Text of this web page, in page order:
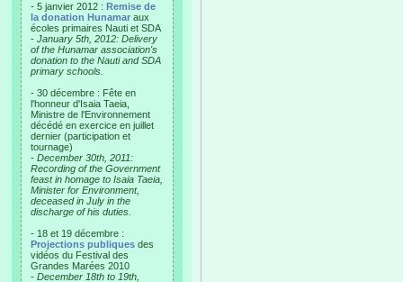
- 5 janvier 2012 : Remise de
la donation Hunamar aux
écoles primaires Nauti et SDA
- January 5th, 2012: Delivery
of the Hunamar association's
donation to the Nauti and SDA
primary schools.
- 30 décembre : Fête en
l'honneur d'Isaia Taeia,
Ministre de l'Environnement
décédé en exercice en juillet
dernier (participation et
tournage)
- December 30th, 2011:
Recording of the Government
feast in homage to Isaia Taeia,
Minister for Environment,
deceased in July in the
discharge of his duties.
- 18 et 19 décembre :
Projections publiques des
vidéos du Festival des
Grandes Marées 2010
- December 18th to 19th,